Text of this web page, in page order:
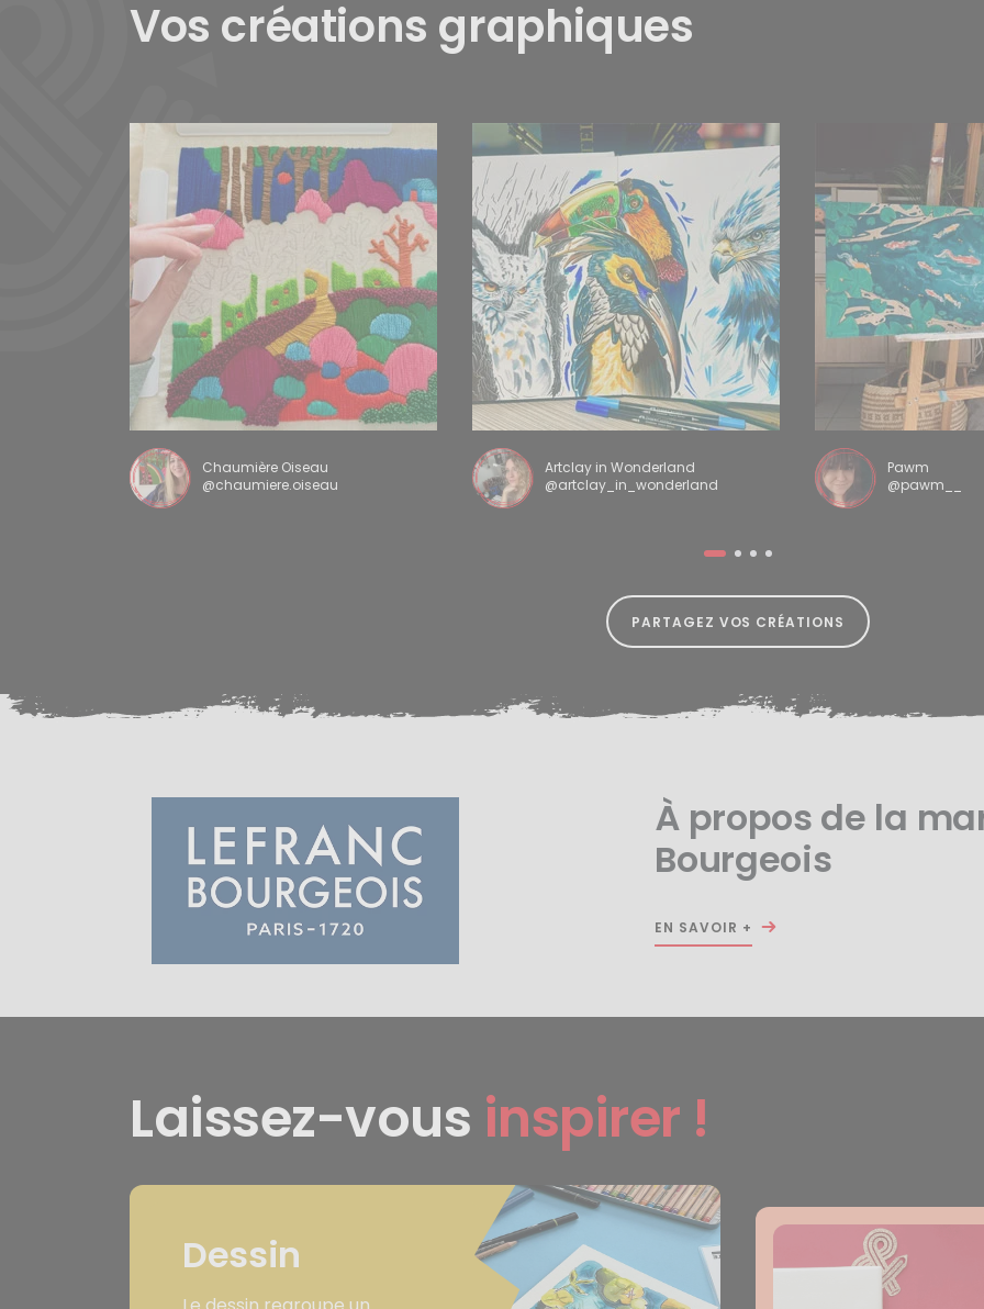
Vos créations graphiques
Chaumière Oiseau
@chaumiere.oiseau
Artclay in Wonderland
@artclay_in_wonderland
Pawm
@pawm__
PARTAGEZ VOS CRÉATIONS
À propos de la
Bourgeois
EN SAVOIR +
Laissez-vous inspirer !
Dessin